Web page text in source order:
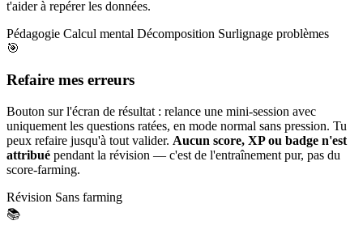
t'aider à repérer les données.
Pédagogie Calcul mental Décomposition Surlignage problèmes
🎯
Refaire mes erreurs
Bouton sur l'écran de résultat : relance une mini-session avec
uniquement les questions ratées, en mode normal sans pression. Tu
peux refaire jusqu'à tout valider. Aucun score, XP ou badge n'est
attribué pendant la révision — c'est de l'entraînement pur, pas du
score-farming.
Révision Sans farming
📚